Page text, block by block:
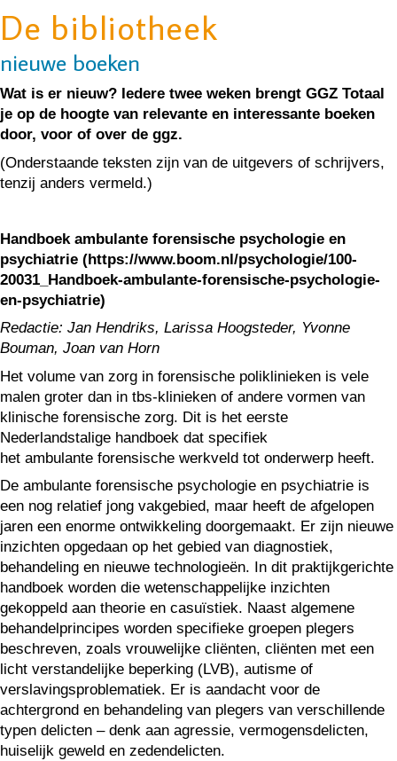
De bibliotheek
nieuwe boeken
Wat is er nieuw? Iedere twee weken brengt GGZ Totaal
je op de hoogte van relevante en interessante boeken
door, voor of over de ggz.
(Onderstaande teksten zijn van de uitgevers of schrijvers,
tenzij anders vermeld.)
Handboek ambulante forensische psychologie en
psychiatrie (https://www.boom.nl/psychologie/100-
20031_Handboek-ambulante-forensische-psychologie-
en-psychiatrie)
Redactie: Jan Hendriks, Larissa Hoogsteder, Yvonne
Bouman, Joan van Horn
Het volume van zorg in forensische poliklinieken is vele
malen groter dan in tbs-klinieken of andere vormen van
klinische forensische zorg. Dit is het eerste
Nederlandstalige handboek dat specifiek
het ambulante forensische werkveld tot onderwerp heeft.
De ambulante forensische psychologie en psychiatrie is
een nog relatief jong vakgebied, maar heeft de afgelopen
jaren een enorme ontwikkeling doorgemaakt. Er zijn nieuwe
inzichten opgedaan op het gebied van diagnostiek,
behandeling en nieuwe technologieën. In dit praktijkgerichte
handboek worden die wetenschappelijke inzichten
gekoppeld aan theorie en casuïstiek. Naast algemene
behandelprincipes worden specifieke groepen plegers
beschreven, zoals vrouwelijke cliënten, cliënten met een
licht verstandelijke beperking (LVB), autisme of
verslavingsproblematiek. Er is aandacht voor de
achtergrond en behandeling van plegers van verschillende
typen delicten – denk aan agressie, vermogensdelicten,
huiselijk geweld en zedendelicten.